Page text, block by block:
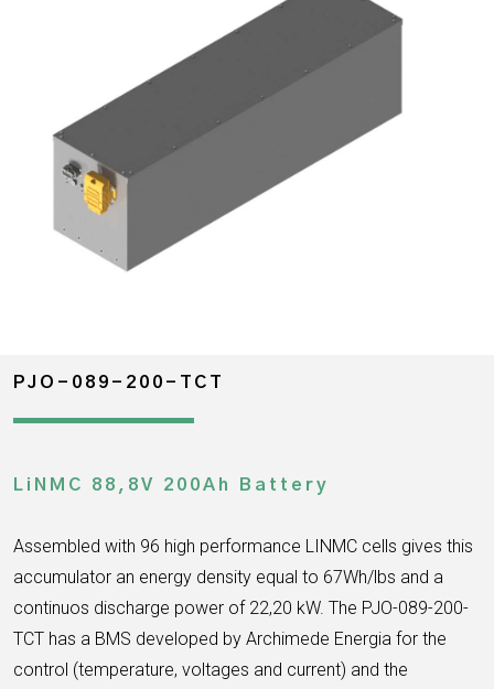
PJO-089-200-TCT
LiNMC 88,8V 200Ah Battery
Assembled with 96 high performance LINMC cells gives this
accumulator an energy density equal to 67Wh/lbs and a
continuos discharge power of 22,20 kW. The PJO-089-200-
TCT has a BMS developed by Archimede Energia for the
control (temperature, voltages and current) and the